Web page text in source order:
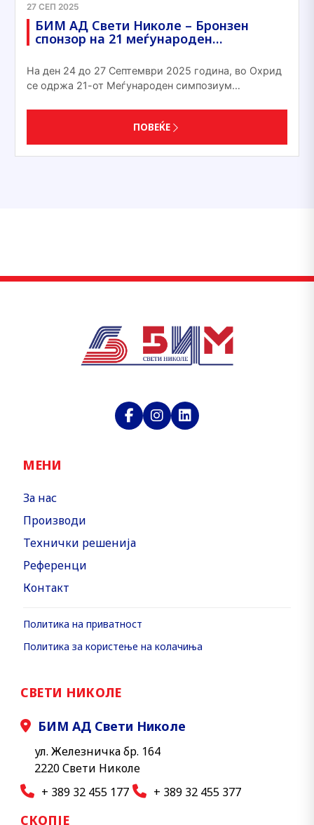
27 СЕП 2025
БИМ АД Свети Николе – Бронзен
спонзор на 21 меѓународен…
На ден 24 до 27 Септември 2025 година, во Охрид
се одржа 21-от Меѓународен симпозиум…
ПОВЕЌЕ
МЕНИ
За нас
Производи
Технички решенија
Референци
Контакт
Политика на приватност
Политика за користење на колачиња
СВЕТИ НИКОЛЕ
БИМ АД Свети Николе
ул. Железничка бр. 164
2220 Свети Николе
+ 389 32 455 177
+ 389 32 455 377
СКОПЈЕ